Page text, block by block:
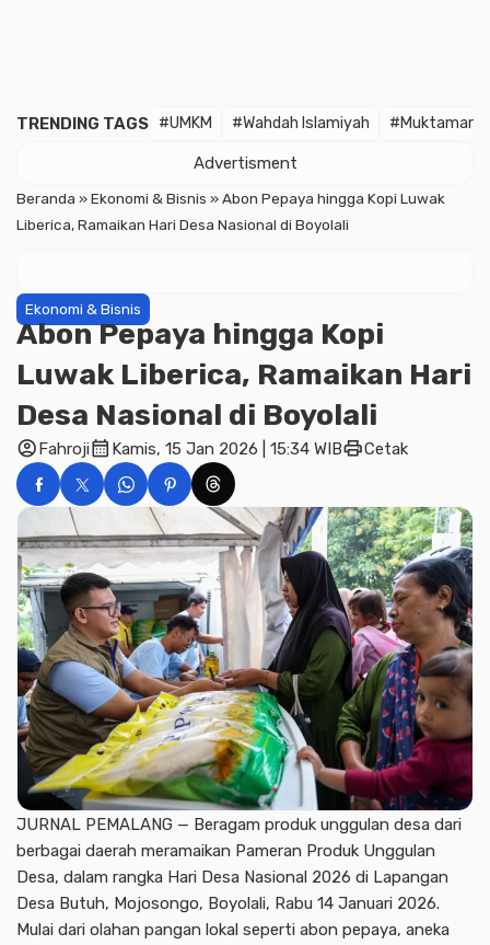
TRENDING TAGS #UMKM #Wahdah Islamiyah #Muktamar
Advertisment
Beranda »Ekonomi & Bisnis »Abon Pepaya hingga Kopi Luwak
Liberica, Ramaikan Hari Desa Nasional di Boyolali
Ekonomi & Bisnis
Abon Pepaya hingga Kopi
Luwak Liberica, Ramaikan Hari
Desa Nasional di Boyolali
account_circleFahrojicalendar_month Kamis, 15 Jan 2026 | 15:34 WIBprintCetak
JURNAL PEMALANG — Beragam produk unggulan desa dari
berbagai daerah meramaikan Pameran Produk Unggulan
Desa, dalam rangka Hari Desa Nasional 2026 di Lapangan
Desa Butuh, Mojosongo, Boyolali, Rabu 14 Januari 2026.
Mulai dari olahan pangan lokal seperti abon pepaya, aneka